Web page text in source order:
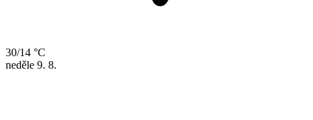
30/14 °C
neděle 9. 8.